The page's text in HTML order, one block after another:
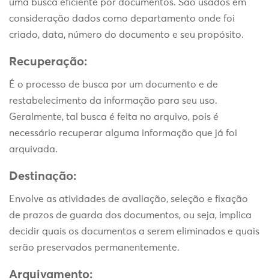
uma busca eficiente por documentos. São usados em
consideração dados como departamento onde foi
criado, data, número do documento e seu propósito.
Recuperação:
É o processo de busca por um documento e de
restabelecimento da informação para seu uso.
Geralmente, tal busca é feita no arquivo, pois é
necessário recuperar alguma informação que já foi
arquivada.
Destinação:
Envolve as atividades de avaliação, seleção e fixação
de prazos de guarda dos documentos, ou seja, implica
decidir quais os documentos a serem eliminados e quais
serão preservados permanentemente.
Arquivamento: